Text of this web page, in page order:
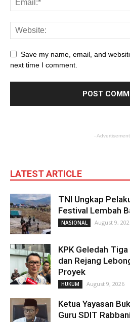
Save my name, email, and
next time I comment.
-
LATEST ARTICLE
TNI Ungkap
Festival Lembah
NASIONAL August 9,
KPK Geledah
dan Rejang
Proyek
HUKUM August 9, 2026
Ketua Yayasan
Guru SDIT